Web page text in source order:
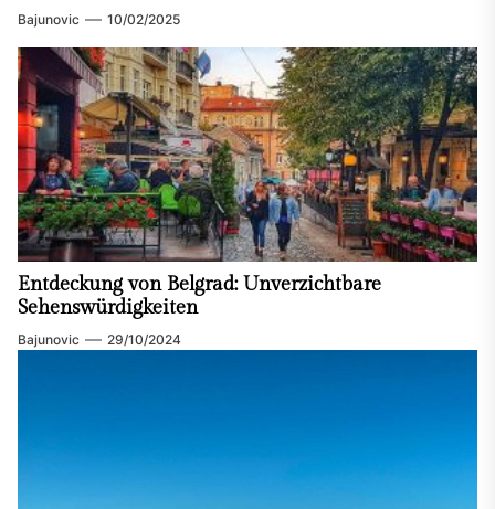
Bajunovic 10/02/2025
Entdeckung von Belgrad: Unverzichtbare
Sehenswürdigkeiten
Bajunovic 29/10/2024